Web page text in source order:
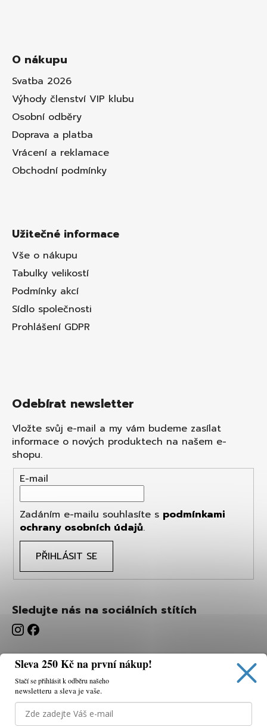
Používáme cookies, abychom vám umožnili pohodlné
prohlížení webu a díky analýze webu neustále zlepšovat
O nákupu
Svatba 2026
Výhody členství VIP klubu
Osobní odběry
Doprava a platba
Vrácení a reklamace
Obchodní podmínky
Užitečné informace
Vše o nákupu
Tabulky velikostí
Podmínky akcí
Sídlo společnosti
Prohlášení GDPR
Odebírat newsletter
Vložte svůj e-mail a my vám budeme zasílat
informace o nových produktech na našem e-
shopu.
E-mail
Zadáním e-mailu souhlasíte s podmínkami
ochrany osobních údajů.
PŘIHLÁSIT SE
Sledujte nás na sociálních stítích
Sleva 250 Kč na první nákup!
Stačí se přihlásit k odběru našeho
newsletteru a sleva je vaše.